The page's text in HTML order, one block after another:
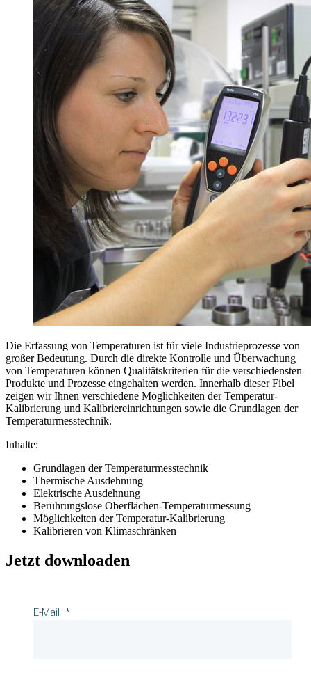
Die Erfassung von Temperaturen ist für viele Industrieprozesse von
großer Bedeutung. Durch die direkte Kontrolle und Überwachung
von Temperaturen können Qualitätskriterien für die verschiedensten
Produkte und Prozesse eingehalten werden. Innerhalb dieser Fibel
zeigen wir Ihnen verschiedene Möglichkeiten der Temperatur-
Kalibrierung und Kalibriereinrichtungen sowie die Grundlagen der
Temperaturmesstechnik.
Inhalte:
Grundlagen der Temperaturmesstechnik
Thermische Ausdehnung
Elektrische Ausdehnung
Berührungslose Oberflächen-Temperaturmessung
Möglichkeiten der Temperatur-Kalibrierung
Kalibrieren von Klimaschränken
Jetzt downloaden
E-Mail